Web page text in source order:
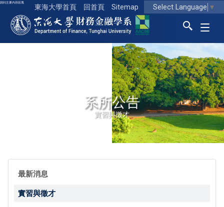
跳到主要內容區塊
東海大學首頁 回首頁 Sitemap Select Language ▼
東海大學logo
系所公告
實習與徵才
最新消息
實習與徵才